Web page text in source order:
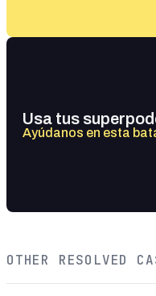
Usa tus
Ayúdanos en esta
OTHER RESOLVED